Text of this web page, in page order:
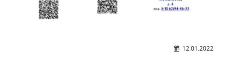
Материально-техническое обеспечение и
оснащенность образовательного процесса.
Стипендии и меры поддержки обучающихся
12.01.2022